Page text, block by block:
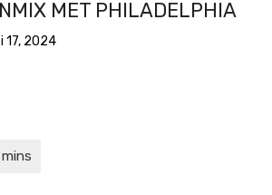
MET PHILADELPHIA
17, 2024